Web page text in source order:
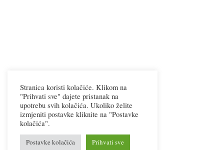
Stranica koristi kolačiće. Klikom na
"Prihvati sve" dajete pristanak na
upotrebu svih kolačića. Ukoliko želite
izmjeniti postavke kliknite na "Postavke
kolačića".
Postavke kolačića Prihvati sve